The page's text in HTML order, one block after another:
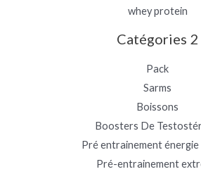
whey protein
Catégories 2
Pack
Sarms
Boissons
Boosters De
Pré entrainement
Pré-entrainement